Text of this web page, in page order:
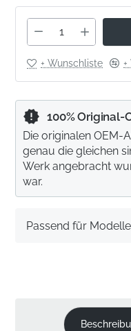
+ Wunschliste
Passend für Modelle
100% Original-
Die originalen OEM-
genau die gleichen
Werk angebracht
war.